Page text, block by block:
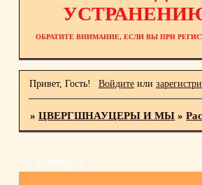
ОБРАТИТЕ ВНИМАНИЕ, ЕСЛИ ВЫ ПРИ
Привет, Гость! Войдитеили
»ЦВЕРГШНАУЦЕРЫ И МЫ »
Страница: 1